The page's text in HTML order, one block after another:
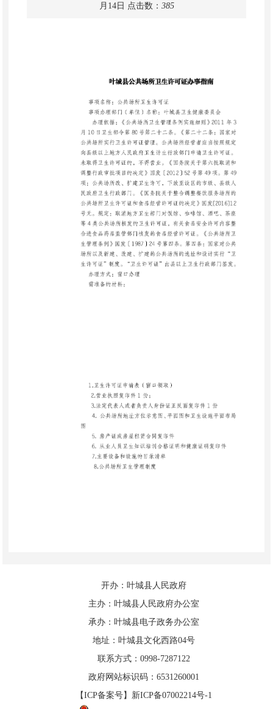
月14日 点击数： 385
开办：叶城县人民政府
主办：叶城县人民政府办公室
承办：叶城县电子政务办公室
地址：叶城县文化西路04号
联系方式：0998-7287122
政府网站标识码：6531260001
【ICP备案号】新ICP备07002214号-1